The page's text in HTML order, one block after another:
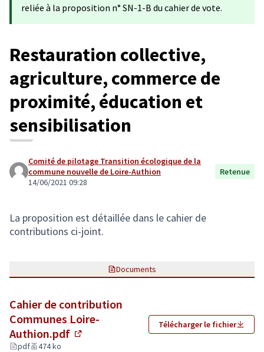
reliée à la proposition n° SN-1-B du cahier de vote.
Restauration collective,
agriculture, commerce de
proximité, éducation et
sensibilisation
Comité de pilotage Transition écologique de la
commune nouvelle de Loire-Authion
14/06/2021 09:28
Retenue
La proposition est détaillée dans le cahier de
contributions ci-joint.
Documents
Cahier de contribution
Communes Loire-
Authion.pdf
pdf 474 ko
Télécharger le fichier